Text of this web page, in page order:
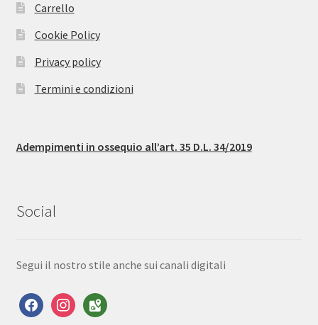
Carrello
Cookie Policy
Privacy policy
Termini e condizioni
Adempimenti in ossequio all’art. 35 D.L. 34/2019
Social
Segui il nostro stile anche sui canali digitali
facebookinstagram
google-
maps